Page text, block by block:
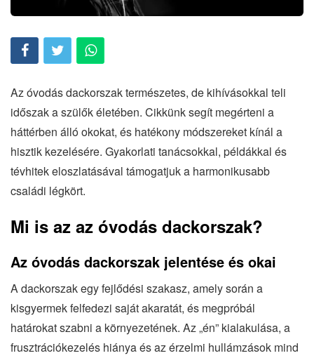
Az óvodás dackorszak természetes, de kihívásokkal teli
időszak a szülők életében. Cikkünk segít megérteni a
háttérben álló okokat, és hatékony módszereket kínál a
hisztik kezelésére. Gyakorlati tanácsokkal, példákkal és
tévhitek eloszlatásával támogatjuk a harmonikusabb
családi légkört.
Mi is az az óvodás dackorszak?
Az óvodás dackorszak jelentése és okai
A dackorszak egy fejlődési szakasz, amely során a
kisgyermek felfedezi saját akaratát, és megpróbál
határokat szabni a környezetének. Az „én” kialakulása, a
frusztrációkezelés hiánya és az érzelmi hullámzások mind